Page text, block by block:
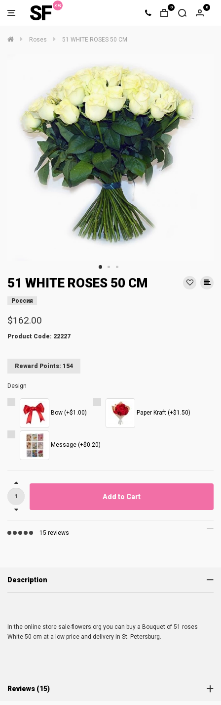
SF 0 0
Roses 51 WHITE ROSES 50 CM
51 WHITE ROSES 50 CM
Россия
$162.00
Product Code: 22227
Reward Points: 154
Design
Bow (+$1.00) Paper Kraft (+$1.50)
Message (+$0.20)
Add to Cart
15 reviews
Description
In the online store sale-flowers.org you can buy a Bouquet of 51 roses
White 50 cm at a low price and delivery in St. Petersburg.
Reviews (15)